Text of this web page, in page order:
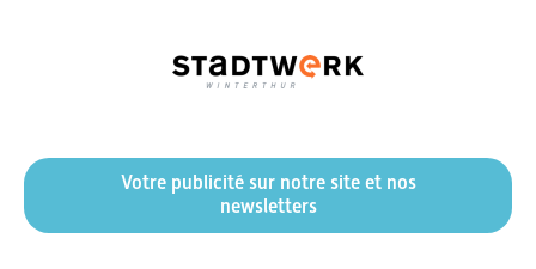
Votre publicité sur notre site et nos
newsletters